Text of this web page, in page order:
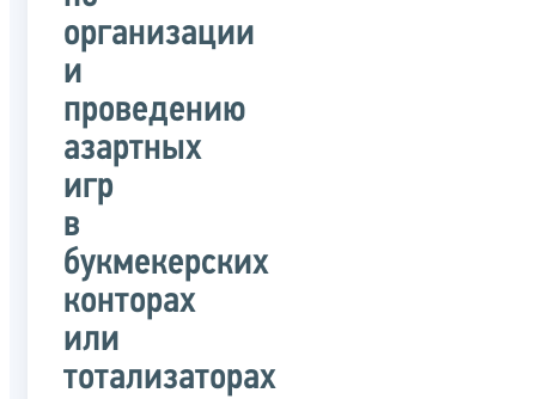
организации
и
проведению
азартных
игр
в
букмекерских
конторах
или
тотализаторах